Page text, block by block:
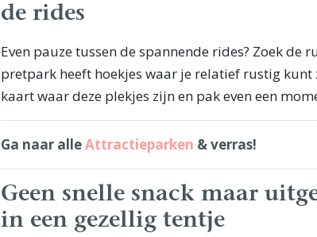
de rides
Even pauze tussen de spannende rides? Zoek de
pretpark heeft hoekjes waar je relatief rustig kunt
kaart waar deze plekjes zijn en pak even een
Ga naar alleAttractieparken & verras!
Geen snelle snack maar
in een gezellig tentje